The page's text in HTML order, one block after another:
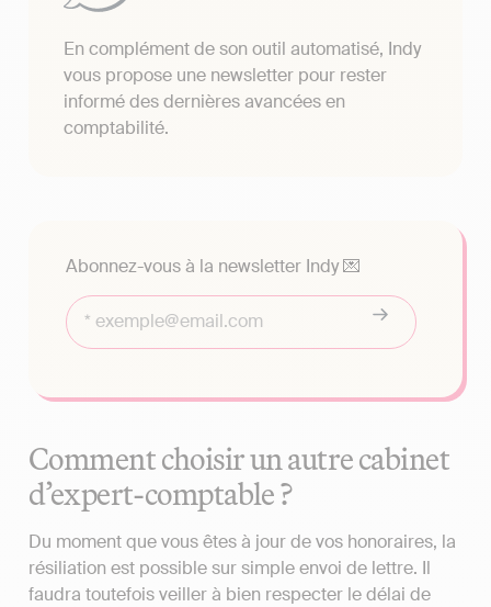
En complément de son outil automatisé, Indy
vous propose une newsletter pour rester
informé des dernières avancées en
comptabilité.
Abonnez-vous à la newsletter Indy 💌
Comment choisir un autre cabinet
d’expert-comptable ?
Du moment que vous êtes à jour de vos honoraires, la
résiliation est possible sur simple envoi de lettre. Il
faudra toutefois veiller à bien respecter le délai de